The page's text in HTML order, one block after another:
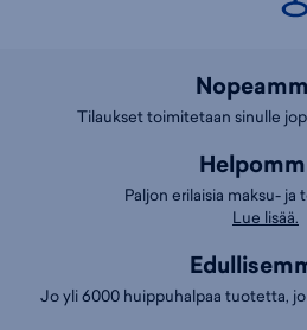
Tilaukset toimitetaan sinulle
Paljon erilaisia maksu- ja
Lue lisää.
Jo yli 6000 huippuhalpaa tuotetta,